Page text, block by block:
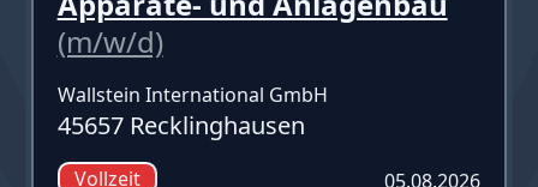
(m/w/d)
Wallstein International GmbH
45657 Recklinghausen
Vollzeit 05.08.2026